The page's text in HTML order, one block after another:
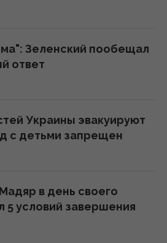
к очередной
2026
на Теремках –
2026
на колени бизнес-
женщины России,
2026
Зеленский пообещал
ответ
Украины эвакуируют
с детьми запрещен
в день своего
5 условий завершения